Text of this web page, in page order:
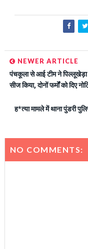
NEWER ARTICLE
पंचकूला से आई टीम ने पिल्लूखेड़ा
सीज किया, दोनों फर्मों को दिए
ह*त्या मामले में थाना पुंडरी
NO COMMENTS: